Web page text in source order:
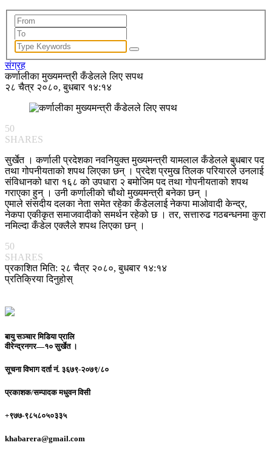
संग्रह
कर्णालीका मुख्यमन्त्री कँडेलले लिए सपथ
२८ चैत्र २०८०, बुधबार १४:१४
50
SHARES
सुर्खेत । कर्णाली प्रदेशका नवनियुक्त मुख्यमन्त्री यामलाल कँडेलले बुधबार पद
तथा गोपनीयताको शपथ लिएका छन् । प्रदेश प्रमुख तिलक परियारले उनलाई
संविधानको धारा १६८ को उपधारा २ बमोजिम पद तथा गोपनीयताको शपथ
गराएका हुन् । उनी कर्णालीको चौथो मुख्यमन्त्री बनेका छन् ।
एमाले संसदीय दलका नेता समेत रहेका कँडेललाई नेकपा माओवादी केन्द्र,
नेकपा एकीकृत समाजवादीको समर्थन रहेको छ । तर, सत्तारुढ गठबन्धनमा कुरा
नमिल्दा कँडेल एक्लैले शपथ लिएका छन् ।
50
SHARES
प्रकाशित मिति: २८ चैत्र २०८०, बुधबार १४:१४
प्रतिक्रिया दिनुहोस्
बायु सञ्चार मिडिया प्रालि
वीरेन्द्रनगर—१० सुर्खेत ।
सूचना विभाग दर्ता नं. ३६७९-२०७९/८०
प्रकाशक/सम्पादकमधुवन विसी
+९७७-९८५८०५०३३५
khabarera@gmail.com